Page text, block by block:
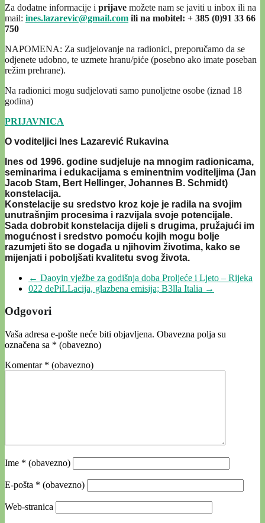
Za dodatne informacije i prijave možete nam se javiti u inbox ili na
mail: ines.lazarevic@gmail.com ili na mobitel: + 385 (0)91 33 66
750
NAPOMENA: Za sudjelovanje na radionici, preporučamo da se
odjenete udobno, te uzmete hranu/piće (posebno ako imate poseban
režim prehrane).
Na radionici mogu sudjelovati samo punoljetne osobe (iznad 18
godina)
PRIJAVNICA
O voditeljici Ines Lazarević Rukavina
Ines od 1996. godine sudjeluje na mnogim radionicama,
seminarima i edukacijama s eminentnim voditeljima (Jan
Jacob Stam, Bert Hellinger, Johannes B. Schmidt)
konstelacija.
Konstelacije su sredstvo kroz koje je radila na svojim
unutrašnjim procesima i razvijala svoje potencijale.
Sada dobrobit konstelacija dijeli s drugima, pružajući im
mogućnost i sredstvo pomoću kojih mogu bolje
razumjeti što se događa u njihovim životima, kako se
mijenjati i poboljšati kvalitetu svog života.
← Daoyin vježbe za godišnja doba Proljeće i Ljeto – Rijeka
022 dePiLLacija, glazbena emisija; B3lla Italia →
Odgovori
Vaša adresa e-pošte neće biti objavljena. Obavezna polja su
označena sa * (obavezno)
Komentar * (obavezno)
Ime * (obavezno)
E-pošta * (obavezno)
Web-stranica